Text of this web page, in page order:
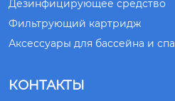
Дезинфицирующее средство
Фильтрующий картридж
Аксессуары для бассейна и спа
КОНТАКТЫ